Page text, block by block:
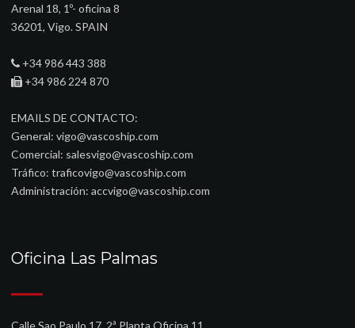
Arenal 18, 1º- oficina 8
36201, Vigo. SPAIN
+34 986 443 388
+34 986 224 870
EMAILS DE CONTACTO:
General: vigo@vascoship.com
Comercial: salesvigo@vascoship.com
Tráfico: traficovigo@vascoship.com
Administración: accvigo@vascoship.com
Oficina Las Palmas
Calle Sao Paulo 17, 2ª Planta Oficina 11